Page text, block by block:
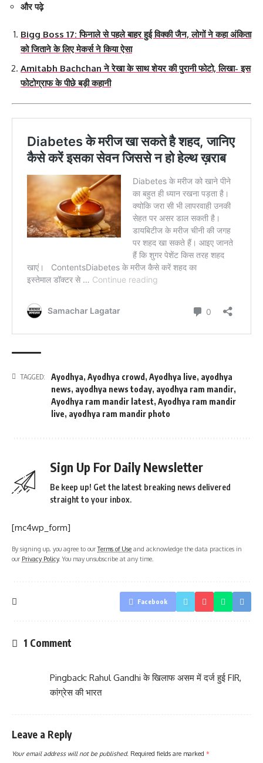
और पढ़े
Bigg Boss 17: फिनाले से पहले बाहर हुई विक्की जैन, लोगों ने कहा अंकिता
को जिताने के लिए मेकर्स ने किया ऐसा
Amitabh Bachchan ने रेखा के साथ शेयर की पुरानी फोटो, लिखा- इस
फोटोग्राफ के पीछे बड़ी कहानी
TAGGED: Ayodhya, Ayodhya crowd , Ayodhya live, ayodhya
news, ayodhya news today, ayodhya ram mandir,
Ayodhya ram mandir latest, Ayodhya ram mandir
live, ayodhya ram mandir photo
Sign Up For Daily Newsletter
Be keep up! Get the latest breaking news delivered
straight to your inbox.
[mc4wp_form]
By signing up, you agree to ourTerms of Use and acknowledge the data practices in
our Privacy Policy. You may unsubscribe at any time.
Facebook
1 Comment
Pingback: Rahul Gandhi के खिलाफ असम में दर्ज हुई FIR,
कांग्रेस की भारत
Leave a Reply
Your email address will not be published. Required fields are marked *